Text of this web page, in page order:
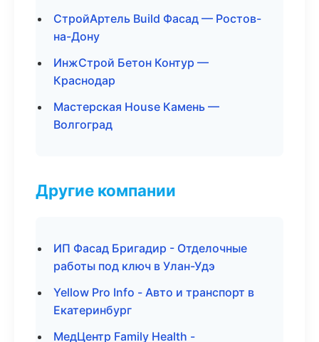
СтройАртель Build Фасад — Ростов-
на-Дону
ИнжСтрой Бетон Контур —
Краснодар
Мастерская House Камень —
Волгоград
Другие компании
ИП Фасад Бригадир - Отделочные
работы под ключ в Улан-Удэ
Yellow Pro Info - Авто и транспорт в
Екатеринбург
МедЦентр Family Health -